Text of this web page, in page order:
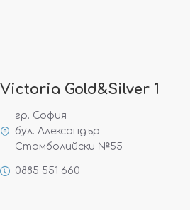
Victoria Gold&Silver 1
гр. София
бул. Александър
Стамболийски №55
0885 551 660